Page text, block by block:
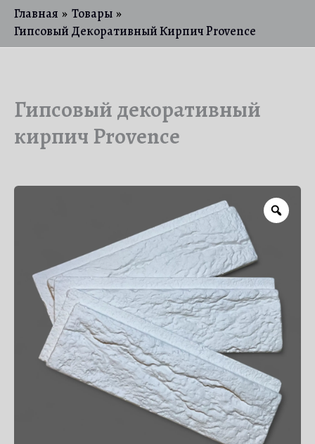
Главная
Товары
Гипсовый Декоративный Кирпич Provence
Гипсовый декоративный
кирпич Provence